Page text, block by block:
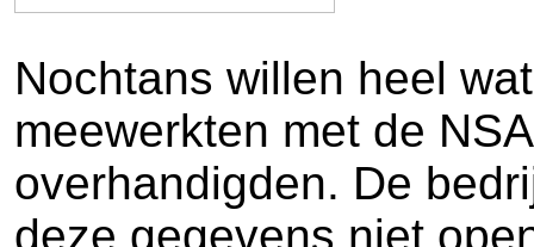
Nochtans willen heel
meewerkten met de
overhandigden. De
deze gegevens niet